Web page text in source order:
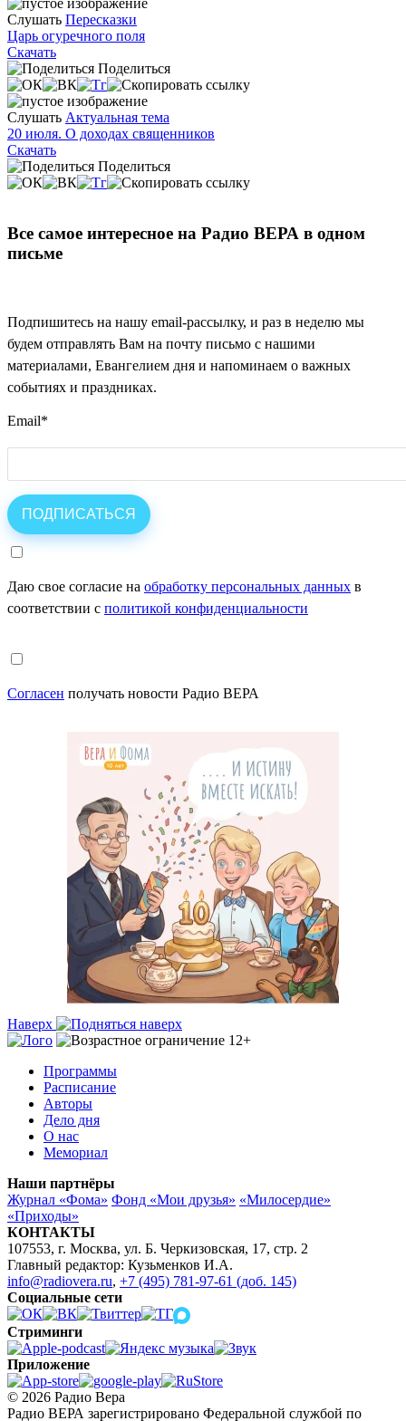
Слушать Пересказки
Царь огуречного поля
Скачать
Поделиться
Слушать Актуальная тема
20 июля. О доходах священников
Скачать
Поделиться
Все самое интересное на Радио ВЕРА в одном
письме
Подпишитесь на нашу email-рассылку, и раз в неделю мы
будем отправлять Вам на почту письмо с нашими
материалами, Евангелием дня и напоминаем о важных
событиях и праздниках.
Email*
Даю свое согласие на обработку персональных данных в
соответствии с политикой конфиденциальности
Согласен получать новости Радио ВЕРА
Наверх
Программы
Расписание
Авторы
Дело дня
О нас
Мемориал
Наши партнёры
Журнал «Фома» Фонд «Мои друзья» «Милосердие»
«Приходы»
КОНТАКТЫ
107553, г. Москва, ул. Б. Черкизовская, 17, стр. 2
Главный редактор: Кузьменков И.А.
info@radiovera.ru, +7 (495) 781-97-61 (доб. 145)
Социальные сети
Стриминги
Приложение
© 2026 Радио Вера
Радио ВЕРА зарегистрировано Федеральной службой по